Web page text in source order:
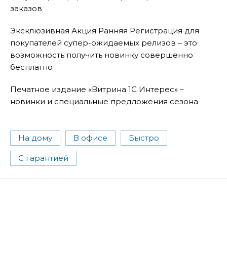
заказов
Эксклюзивная Акция Ранняя Регистрация для
покупателей супер-ожидаемых релизов – это
возможность получить новинку совершенно
бесплатно
Печатное издание «Витрина 1С Интерес» –
новинки и специальные предложения сезона
На дому В офисе Быстро
С гарантией